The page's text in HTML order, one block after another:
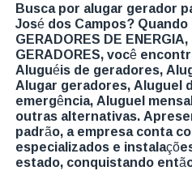
Busca por alugar gerador
José dos Campos?
GERADORES DE
GERADORES, você
Aluguéis de geradores,
Alugar geradores, Aluguel
emergência, Aluguel
outras alternativas.
padrão, a empresa conta
especializados e
estado, conquistando